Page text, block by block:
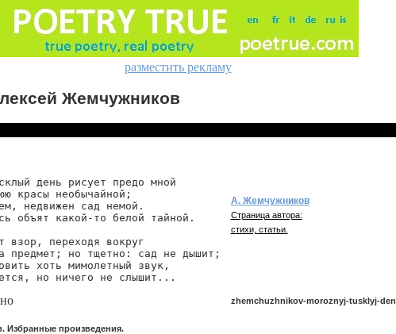
разместить рекламу
Жемчужников
день рисует предо мной
красы необычайной;
недвижен сад немой.
объят какой-то белой тайной.
взор, переходя вокруг
предмет; но тщетно: сад не дышит;
хоть мимолетный звук,
но ничего не слышит...
Избранные произведения.
А. Жемчужников
Страница автора:
стихи, статьи.
zhemchuzhnikov-moroznyj-tusklyj-den